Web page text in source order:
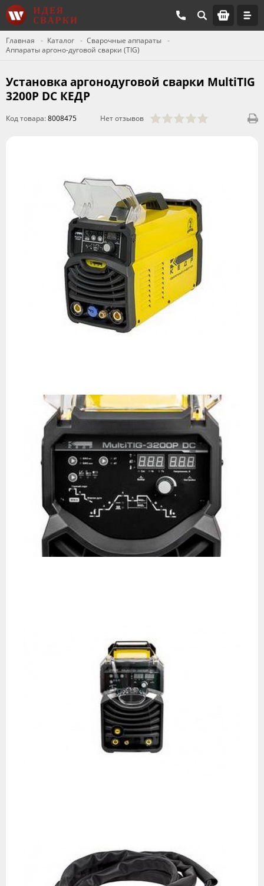
Главная Каталог
Сварочные аппараты
Аппараты аргоно-дуговой сварки (TIG)
Установка аргонодуговой сварки MultiTIG
3200P DC КЕДР
Код товара:8008475 Нет отзывов